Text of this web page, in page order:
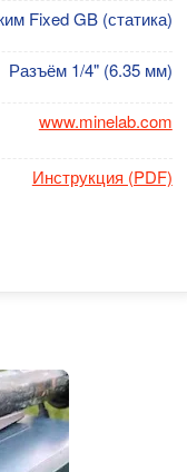
Fixed GB (статика)
Разъём 1/4" (6.35 мм)
www.minelab.com
Инструкция (PDF)